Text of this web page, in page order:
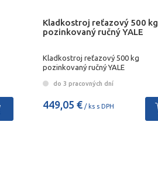
Kladkostroj reťazový 500 kg
pozinkovaný ručný YALE
Kladkostroj reťazový 500 kg
pozinkovaný ručný YALE
do 3 pracovných dní
449,05 €/ ks s DPH